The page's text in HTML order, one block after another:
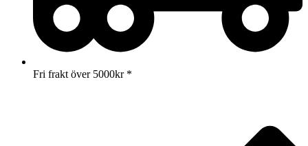
Fri frakt över 5000kr *